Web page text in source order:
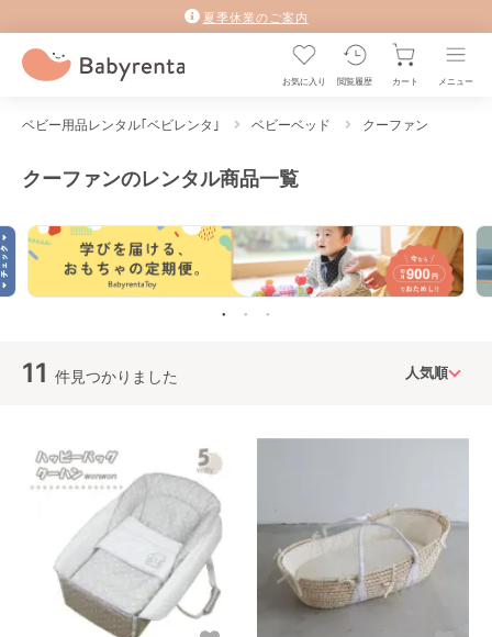
夏季休業のご案内
お気に入り 閲覧履歴 カート メニュー
ベビー用品レンタル｢ベビレンタ｣ ベビーベッド クーファン
クーファンのレンタル商品一覧
11 件見つかりました